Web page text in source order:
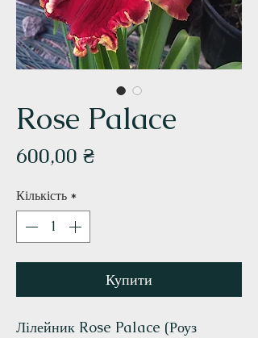
Rose Palace
600,00 ₴Ціна
Кількість *
Купити
Лілейник Rose Palace (Роуз